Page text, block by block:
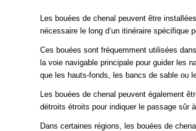
Les bouées de chenal peuvent être
nécessaire le long d’un itinéraire spécifique
Ces bouées sont fréquemment utilisées
la voie navigable principale pour guider les
que les hauts-fonds, les bancs de sable ou
Les bouées de chenal peuvent également
détroits étroits pour indiquer le passage sûr
Dans certaines régions, les bouées de